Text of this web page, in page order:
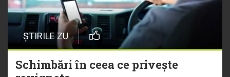
ȘTIRILE ZU
Schimbări în ceea ce privește